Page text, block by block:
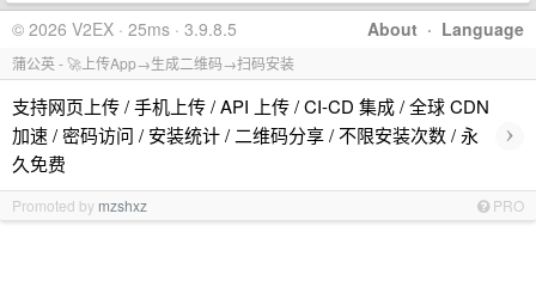
About · Language
© 2026 V2EX · 25ms · 3.9.8.5
蒲公英 - 🚀上传App→生成二维码→扫码安装
支持网页上传 / 手机上传 / API 上传 / CI-CD 集成 / 全球 CDN
加速 / 密码访问 / 安装统计 / 二维码分享 / 不限安装次数 / 永
久免费
›
Promoted by mzshxz PRO